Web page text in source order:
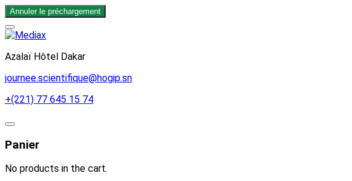
Annuler le préchargement
Azalaï Hôtel Dakar
journee.scientifique@hogip.sn
+(221) 77 645 15 74
Panier
No products in the cart.